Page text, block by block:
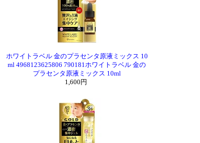
ホワイトラベル 金のプラセンタ原液ミックス 10
ml 4968123625806 790181ホワイトラベル 金の
プラセンタ原液ミックス 10ml
1,600円